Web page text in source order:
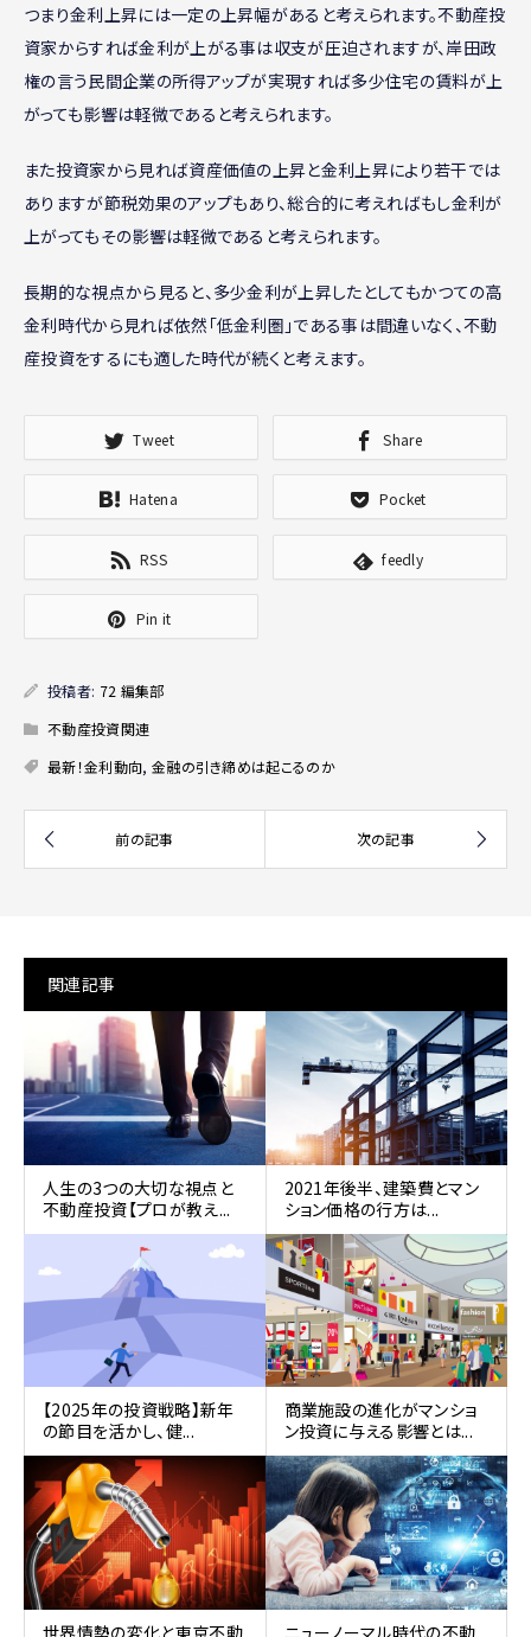
つまり金利上昇には一定の上昇幅があると考えられます。不動産投
資家からすれば金利が上がる事は収支が圧迫されますが、岸田政
権の言う民間企業の所得アップが実現すれば多少住宅の賃料が上
がっても影響は軽微であると考えられます。
また投資家から見れば資産価値の上昇と金利上昇により若干では
ありますが節税効果のアップもあり、総合的に考えればもし金利が
上がってもその影響は軽微であると考えられます。
長期的な視点から見ると、多少金利が上昇したとしてもかつての高
金利時代から見れば依然「低金利圏」である事は間違いなく、不動
産投資をするにも適した時代が続くと考えます。
Tweet Share
Hatena Pocket
RSS feedly
Pin it
投稿者: 72 編集部
不動産投資関連
最新！金利動向, 金融の引き締めは起こるのか
関連記事
人生の3つの大切な視点と
不動産投資【プロが教え...
2021年後半、建築費とマン
ション価格の行方は...
【2025年の投資戦略】新年
の節目を活かし、健...
商業施設の進化がマンショ
ン投資に与える影響とは...